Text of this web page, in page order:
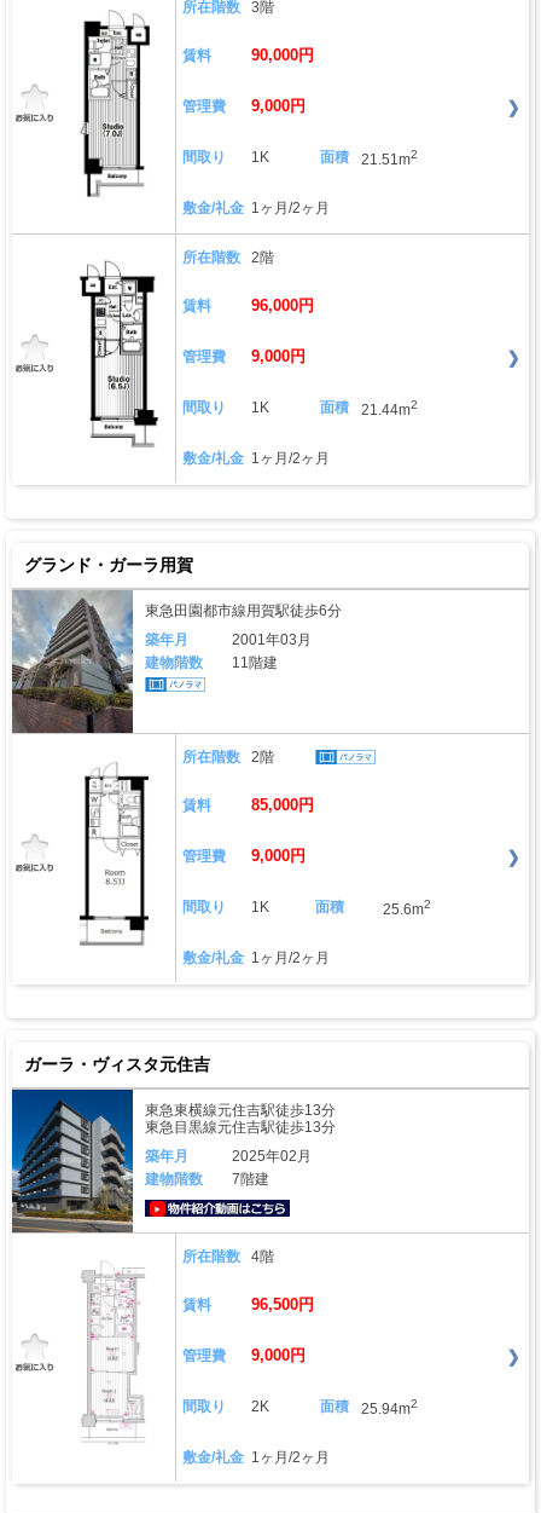
所在階数 3階
賃料 90,000円
管理費 9,000円
間取り 1K 面積 21.51m2
敷金/礼金 1ヶ月/2ヶ月
所在階数 2階
賃料 96,000円
管理費 9,000円
間取り 1K 面積 21.44m2
敷金/礼金 1ヶ月/2ヶ月
グランド・ガーラ用賀
東急田園都市線用賀駅徒歩6分
築年月
2001年03月
建物階数
11階建
所在階数 2階
賃料 85,000円
管理費 9,000円
間取り 1K 面積 25.6m2
敷金/礼金 1ヶ月/2ヶ月
ガーラ・ヴィスタ元住吉
東急東横線元住吉駅徒歩13分
東急目黒線元住吉駅徒歩13分
築年月
2025年02月
建物階数
7階建
所在階数 4階
賃料 96,500円
管理費 9,000円
間取り 2K 面積 25.94m2
敷金/礼金 1ヶ月/2ヶ月